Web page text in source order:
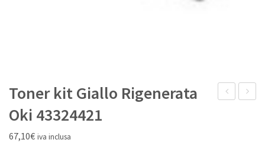
Toner kit Giallo Rigenerata
Oki 43324421
67,10€ iva inclusa